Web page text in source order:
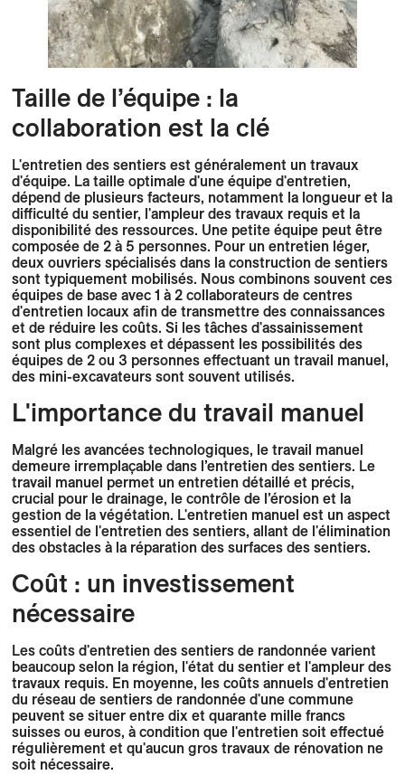
Taille de l’équipe : la
collaboration est la clé
L'entretien des sentiers est généralement un travaux
d'équipe. La taille optimale d'une équipe d'entretien,
dépend de plusieurs facteurs, notamment la longueur et la
difficulté du sentier, l'ampleur des travaux requis et la
disponibilité des ressources. Une petite équipe peut être
composée de 2 à 5 personnes. Pour un entretien léger,
deux ouvriers spécialisés dans la construction de sentiers
sont typiquement mobilisés. Nous combinons souvent ces
équipes de base avec 1 à 2 collaborateurs de centres
d'entretien locaux afin de transmettre des connaissances
et de réduire les coûts. Si les tâches d'assainissement
sont plus complexes et dépassent les possibilités des
équipes de 2 ou 3 personnes effectuant un travail manuel,
des mini-excavateurs sont souvent utilisés.
L'importance du travail manuel
Malgré les avancées technologiques, le travail manuel
demeure irremplaçable dans l’entretien des sentiers. Le
travail manuel permet un entretien détaillé et précis,
crucial pour le drainage, le contrôle de l’érosion et la
gestion de la végétation. L'entretien manuel est un aspect
essentiel de l'entretien des sentiers, allant de l'élimination
des obstacles à la réparation des surfaces des sentiers.
Coût : un investissement
nécessaire
Les coûts d'entretien des sentiers de randonnée varient
beaucoup selon la région, l'état du sentier et l'ampleur des
travaux requis. En moyenne, les coûts annuels d'entretien
du réseau de sentiers de randonnée d'une commune
peuvent se situer entre dix et quarante mille francs
suisses ou euros, à condition que l'entretien soit effectué
régulièrement et qu'aucun gros travaux de rénovation ne
soit nécessaire.